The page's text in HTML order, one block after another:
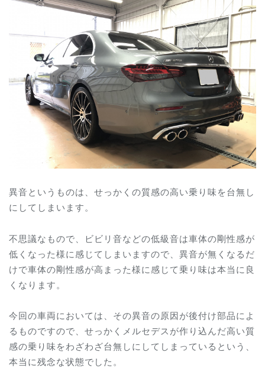
異音というものは、せっかくの質感の高い乗り味を台無し
にしてしまいます。
不思議なもので、ビビリ音などの低級音は車体の剛性感が
低くなった様に感じてしまいますので、異音が無くなるだ
けで車体の剛性感が高まった様に感じて乗り味は本当に良
くなります。
今回の車両においては、その異音の原因が後付け部品によ
るものですので、せっかくメルセデスが作り込んだ高い質
感の乗り味をわざわざ台無しにしてしまっているという、
本当に残念な状態でした。